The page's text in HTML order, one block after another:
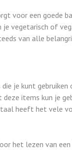
voor een goede
vegetarisch of
van alle
je kunt
items kun je
heeft het vele
het lezen van